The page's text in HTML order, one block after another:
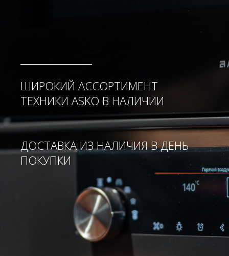
ШИРОКИЙ АССОРТИМЕНТ
ТЕХНИКИ ASKO В НАЛИЧИИ
ДОСТАВКА ИЗ НАЛИЧИЯ В ДЕНЬ
ПОКУПКИ